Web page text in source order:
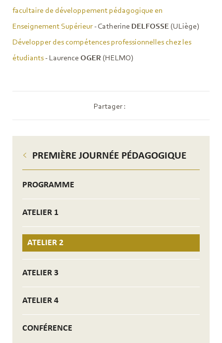
PREMIÈRE JOURNÉE PÉDAGOGIQUE
PROGRAMME
ATELIER 1
ATELIER 2
ATELIER 3
ATELIER 4
CONFÉRENCE
facultaire de développement pédagogique en
Enseignement Supérieur - Catherine DELFOSSE (ULiège)
Développer des compétences professionnelles chez les
étudiants - Laurence OGER (HELMO)
Partager :